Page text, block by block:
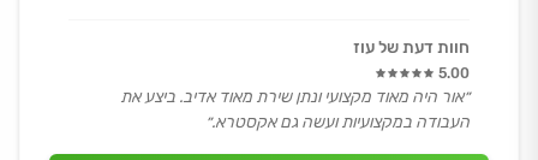
חוות דעת של עוז
5.00
״אור היה מאוד מקצועי ונתן שירת מאוד אדיב. ביצע את
העבודה במקצועיות ועשה גם אקסטרא.״